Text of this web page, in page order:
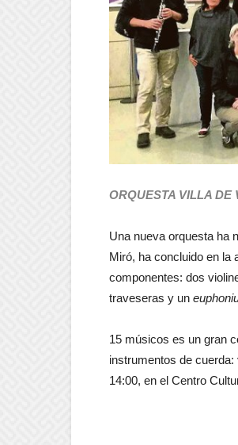
ORQUESTA VILLA DE
Una nueva orquesta ha
Miró, ha concluido en la
componentes: dos
traveseras y un
15 músicos es un gran
instrumentos de
14:00, en el Centro